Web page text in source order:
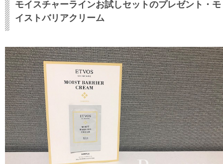
モイスチャーラインお試しセットのプレゼント・モ
イストバリアクリーム